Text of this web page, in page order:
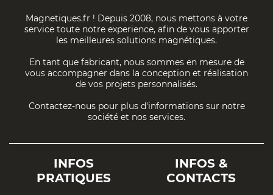
Magnetiques.fr ! Depuis 2008, nous mettons à votre
service toute notre experience, afin de vous apporter
les meilleures solutions magnétiques.
En tant que fabricant, nous sommes en mesure de
vous accompagner dans la conception et réalisation
de vos projets personnalisés.
Contactez-nous pour plus d'informations sur notre
société et nos services.
INFOS
PRATIQUES
INFOS &
CONTACTS